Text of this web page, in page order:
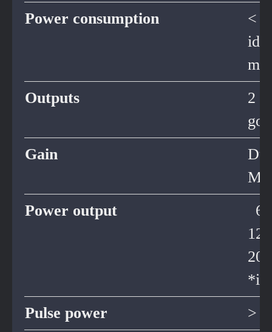
Power consumption
<
Outputs
2
Gain
Power output
*in
Pulse power
>